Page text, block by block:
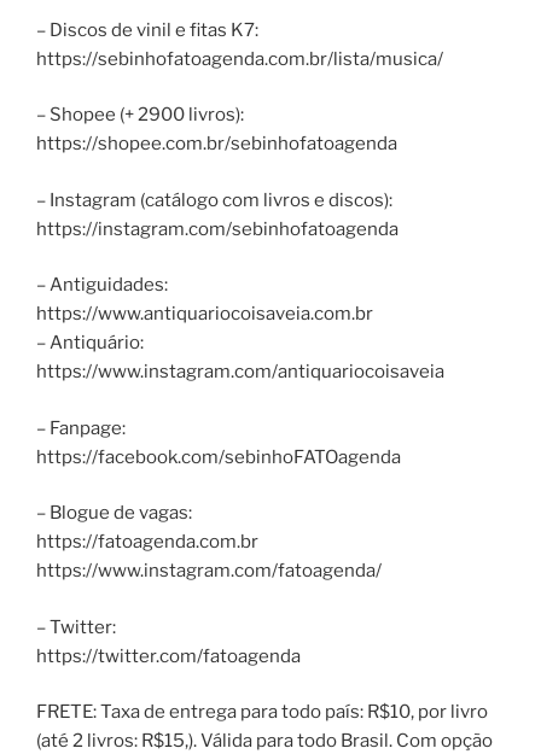
– Discos de vinil e fitas K7:
https://sebinhofatoagenda.com.br/lista/musica/
– Shopee (+ 2900 livros):
https://shopee.com.br/sebinhofatoagenda
– Instagram (catálogo com livros e discos):
https://instagram.com/sebinhofatoagenda
– Antiguidades:
https://www.antiquariocoisaveia.com.br
– Antiquário:
https://www.instagram.com/antiquariocoisaveia
– Fanpage:
https://facebook.com/sebinhoFATOagenda
– Blogue de vagas:
https://fatoagenda.com.br
https://www.instagram.com/fatoagenda/
– Twitter:
https://twitter.com/fatoagenda
FRETE: Taxa de entrega para todo país: R$10, por livro
(até 2 livros: R$15,). Válida para todo Brasil. Com opção